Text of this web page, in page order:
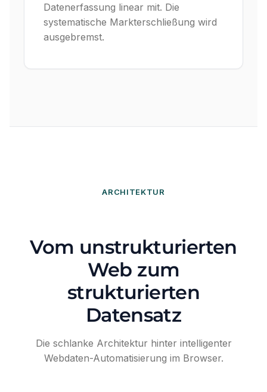
Datenerfassung linear mit. Die
systematische Markterschließung wird
ausgebremst.
ARCHITEKTUR
Vom unstrukturierten
Web zum
strukturierten
Datensatz
Die schlanke Architektur hinter intelligenter
Webdaten-Automatisierung im Browser.